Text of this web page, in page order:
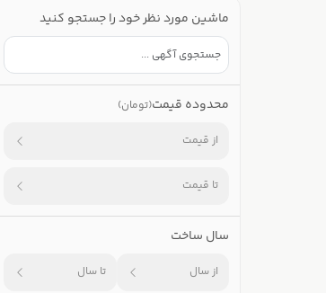
ماشین مورد نظر خود را جستجو کنید
محدوده قیمت(تومان)
از قیمت
تا قیمت
سال ساخت
از سال تا سال